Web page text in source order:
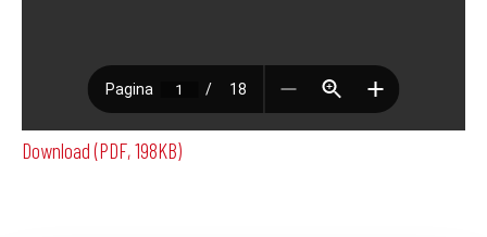
Download (PDF, 198KB)